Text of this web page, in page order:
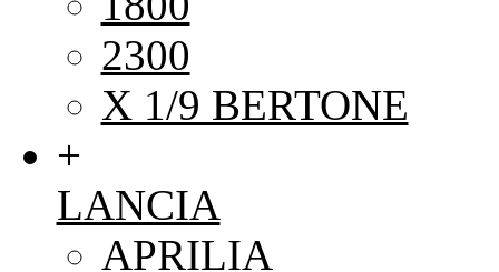
2300
X 1/9 BERTONE
+
LANCIA
APRILIA